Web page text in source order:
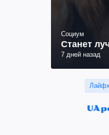
Социум
Станет
7 дней назад